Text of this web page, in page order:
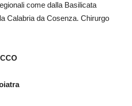
come dalla Basilicata
Calabria da Cosenza. Chirurgo